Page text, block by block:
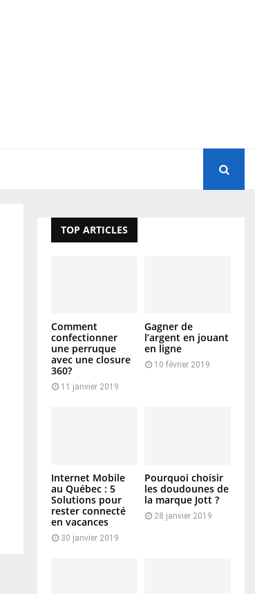
TOP ARTICLES
Comment
confectionner
une perruque
avec une closure
360?
11 janvier 2019
Gagner de
l’argent en jouant
en ligne
10 février 2019
Internet Mobile
au Québec : 5
Solutions pour
rester connecté
en vacances
30 janvier 2019
Pourquoi choisir
les doudounes de
la marque Jott ?
28 janvier 2019